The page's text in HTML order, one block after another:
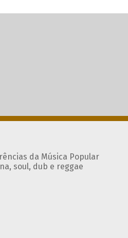
da Música Popular
soul, dub e reggae